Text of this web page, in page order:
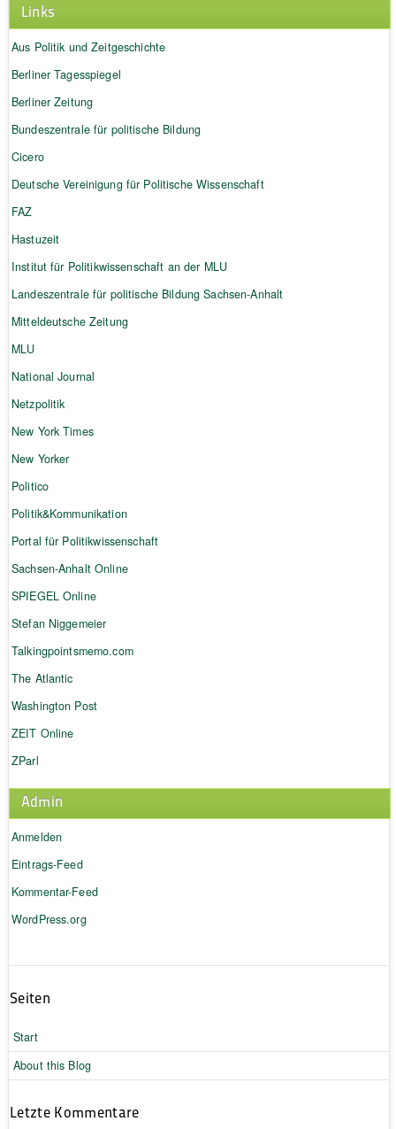
Links
Aus Politik und Zeitgeschichte
Berliner Tagesspiegel
Berliner Zeitung
Bundeszentrale für politische Bildung
Cicero
Deutsche Vereinigung für Politische Wissenschaft
FAZ
Hastuzeit
Institut für Politikwissenschaft an der MLU
Landeszentrale für politische Bildung Sachsen-Anhalt
Mitteldeutsche Zeitung
MLU
National Journal
Netzpolitik
New York Times
New Yorker
Politico
Politik&Kommunikation
Portal für Politikwissenschaft
Sachsen-Anhalt Online
SPIEGEL Online
Stefan Niggemeier
Talkingpointsmemo.com
The Atlantic
Washington Post
ZEIT Online
ZParl
Admin
Anmelden
Eintrags-Feed
Kommentar-Feed
WordPress.org
Seiten
Start
About this Blog
Letzte Kommentare